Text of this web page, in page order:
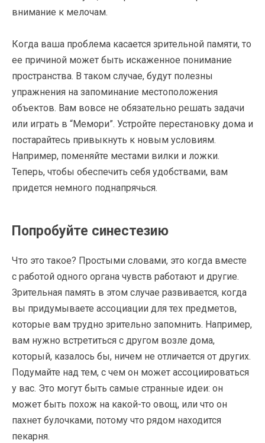
внимание к мелочам.
Когда ваша проблема касается зрительной памяти, то
ее причиной может быть искаженное понимание
пространства. В таком случае, будут полезны
упражнения на запоминание местоположения
объектов. Вам вовсе не обязательно решать задачи
или играть в “Мемори”. Устройте перестановку дома и
постарайтесь привыкнуть к новым условиям.
Например, поменяйте местами вилки и ложки.
Теперь, чтобы обеспечить себя удобствами, вам
придется немного поднапрячься.
Попробуйте синестезию
Что это такое? Простыми словами, это когда вместе
с работой одного органа чувств работают и другие.
Зрительная память в этом случае развивается, когда
вы придумываете ассоциации для тех предметов,
которые вам трудно зрительно запомнить. Например,
вам нужно встретиться с другом возле дома,
который, казалось бы, ничем не отличается от других.
Подумайте над тем, с чем он может ассоциироваться
у вас. Это могут быть самые странные идеи: он
может быть похож на какой-то овощ, или что он
пахнет булочками, потому что рядом находится
пекарня.